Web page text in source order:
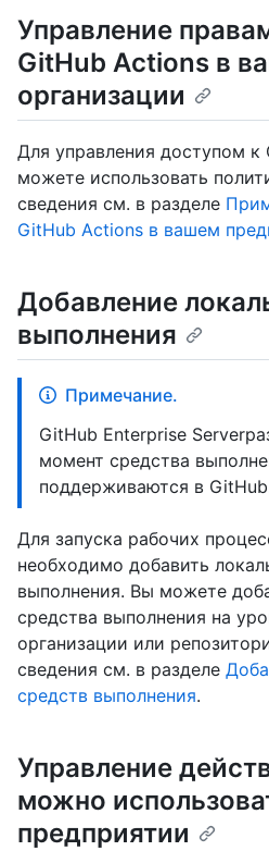
Управление
GitHub Actions в
организации
Для управления доступом
можете использовать
сведения см. в разделе
GitHub Actions в вашем
Добавление
выполнения
Примечание.
GitHub Enterprise
момент средства
поддерживаются в
Для запуска рабочих
необходимо добавить
выполнения. Вы можете
средства выполнения на
организации или
сведения см. в разделе
средств выполнения.
Управление
можно
предприятии